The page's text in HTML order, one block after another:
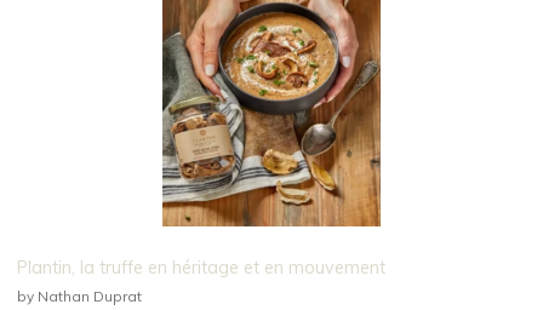
Plantin, la truffe en héritage et en mouvement
by Nathan Duprat